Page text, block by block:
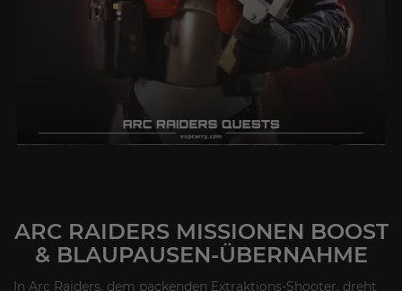
ARC RAIDERS MISSIONEN BOOST
& BLAUPAUSEN-ÜBERNAHME
In Arc Raiders, dem packenden Extraktions-Shooter, dreht